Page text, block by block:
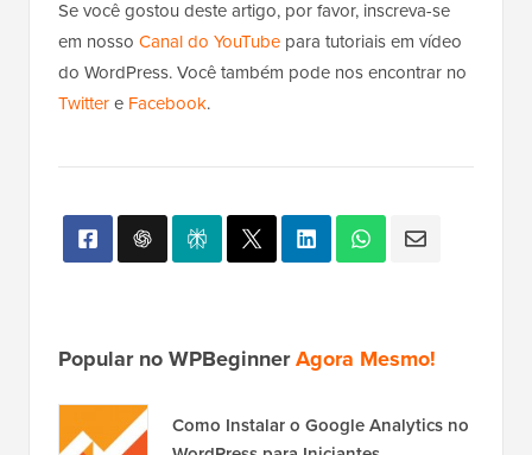
do WordPress. Você também pode nos encontrar no
TwittereFacebook.
Como Instalar o Google Analytics no